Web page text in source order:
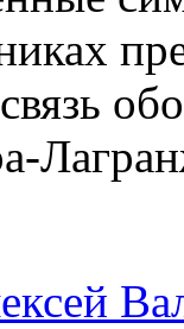
связь